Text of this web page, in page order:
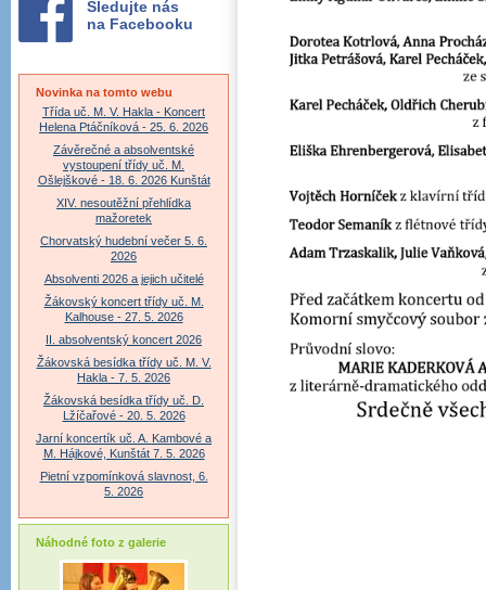
Sledujte nás
na Facebooku
Novinka na tomto webu
Třída uč. M. V. Hakla - Koncert
Helena Ptáčníková - 25. 6. 2026
Závěrečné a absolventské
vystoupení třídy uč. M.
Ošlejškové - 18. 6. 2026 Kunštát
XIV. nesoutěžní přehlídka
mažoretek
Chorvatský hudební večer 5. 6.
2026
Absolventi 2026 a jejich učitelé
Žákovský koncert třídy uč. M.
Kalhouse - 27. 5. 2026
II. absolventský koncert 2026
Žákovská besídka třídy uč. M. V.
Hakla - 7. 5. 2026
Žákovská besídka třídy uč. D.
Lžíčařové - 20. 5. 2026
Jarní koncertík uč. A. Kambové a
M. Hájkové, Kunštát 7. 5. 2026
Pietní vzpomínková slavnost, 6.
5. 2026
Náhodné foto z galerie